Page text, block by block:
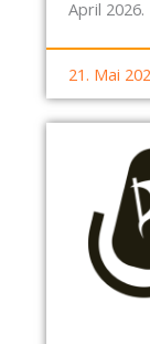
April 2026.
21. Mai